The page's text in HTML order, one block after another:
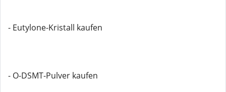
- Eutylone-Kristall kaufen
- O-DSMT-Pulver kaufen